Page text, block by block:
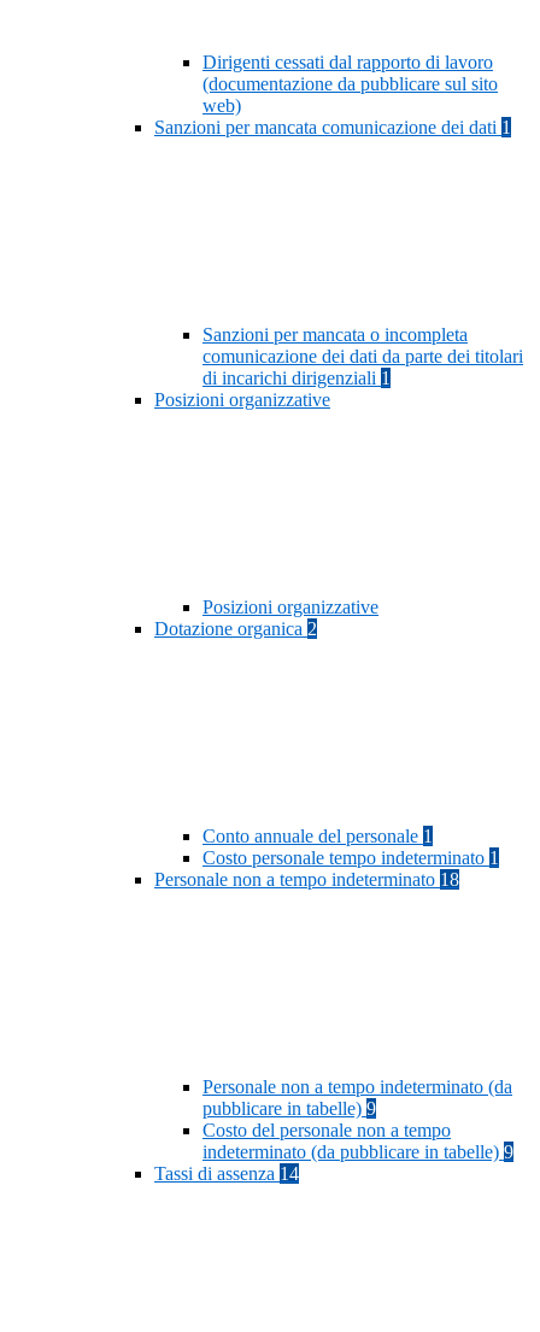
Dirigenti cessati dal rapporto di lavoro
(documentazione da pubblicare sul sito
web)
Sanzioni per mancata comunicazione dei dati 1
Sanzioni per mancata o incompleta
comunicazione dei dati da parte dei titolari
di incarichi dirigenziali 1
Posizioni organizzative
Posizioni organizzative
Dotazione organica 2
Conto annuale del personale 1
Costo personale tempo indeterminato 1
Personale non a tempo indeterminato 18
Personale non a tempo indeterminato (da
pubblicare in tabelle) 9
Costo del personale non a tempo
indeterminato (da pubblicare in tabelle) 9
Tassi di assenza 14